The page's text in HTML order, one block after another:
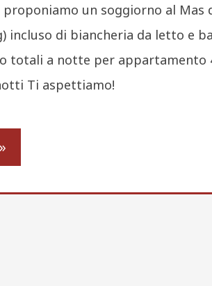
un soggiorno al Mas
incluso di biancheria da letto e
totali a notte per appartamento
Ti aspettiamo!